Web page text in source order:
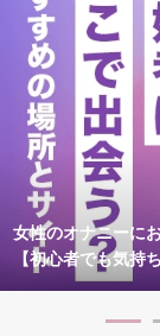
女性のオナニーに
【初心者でも気持